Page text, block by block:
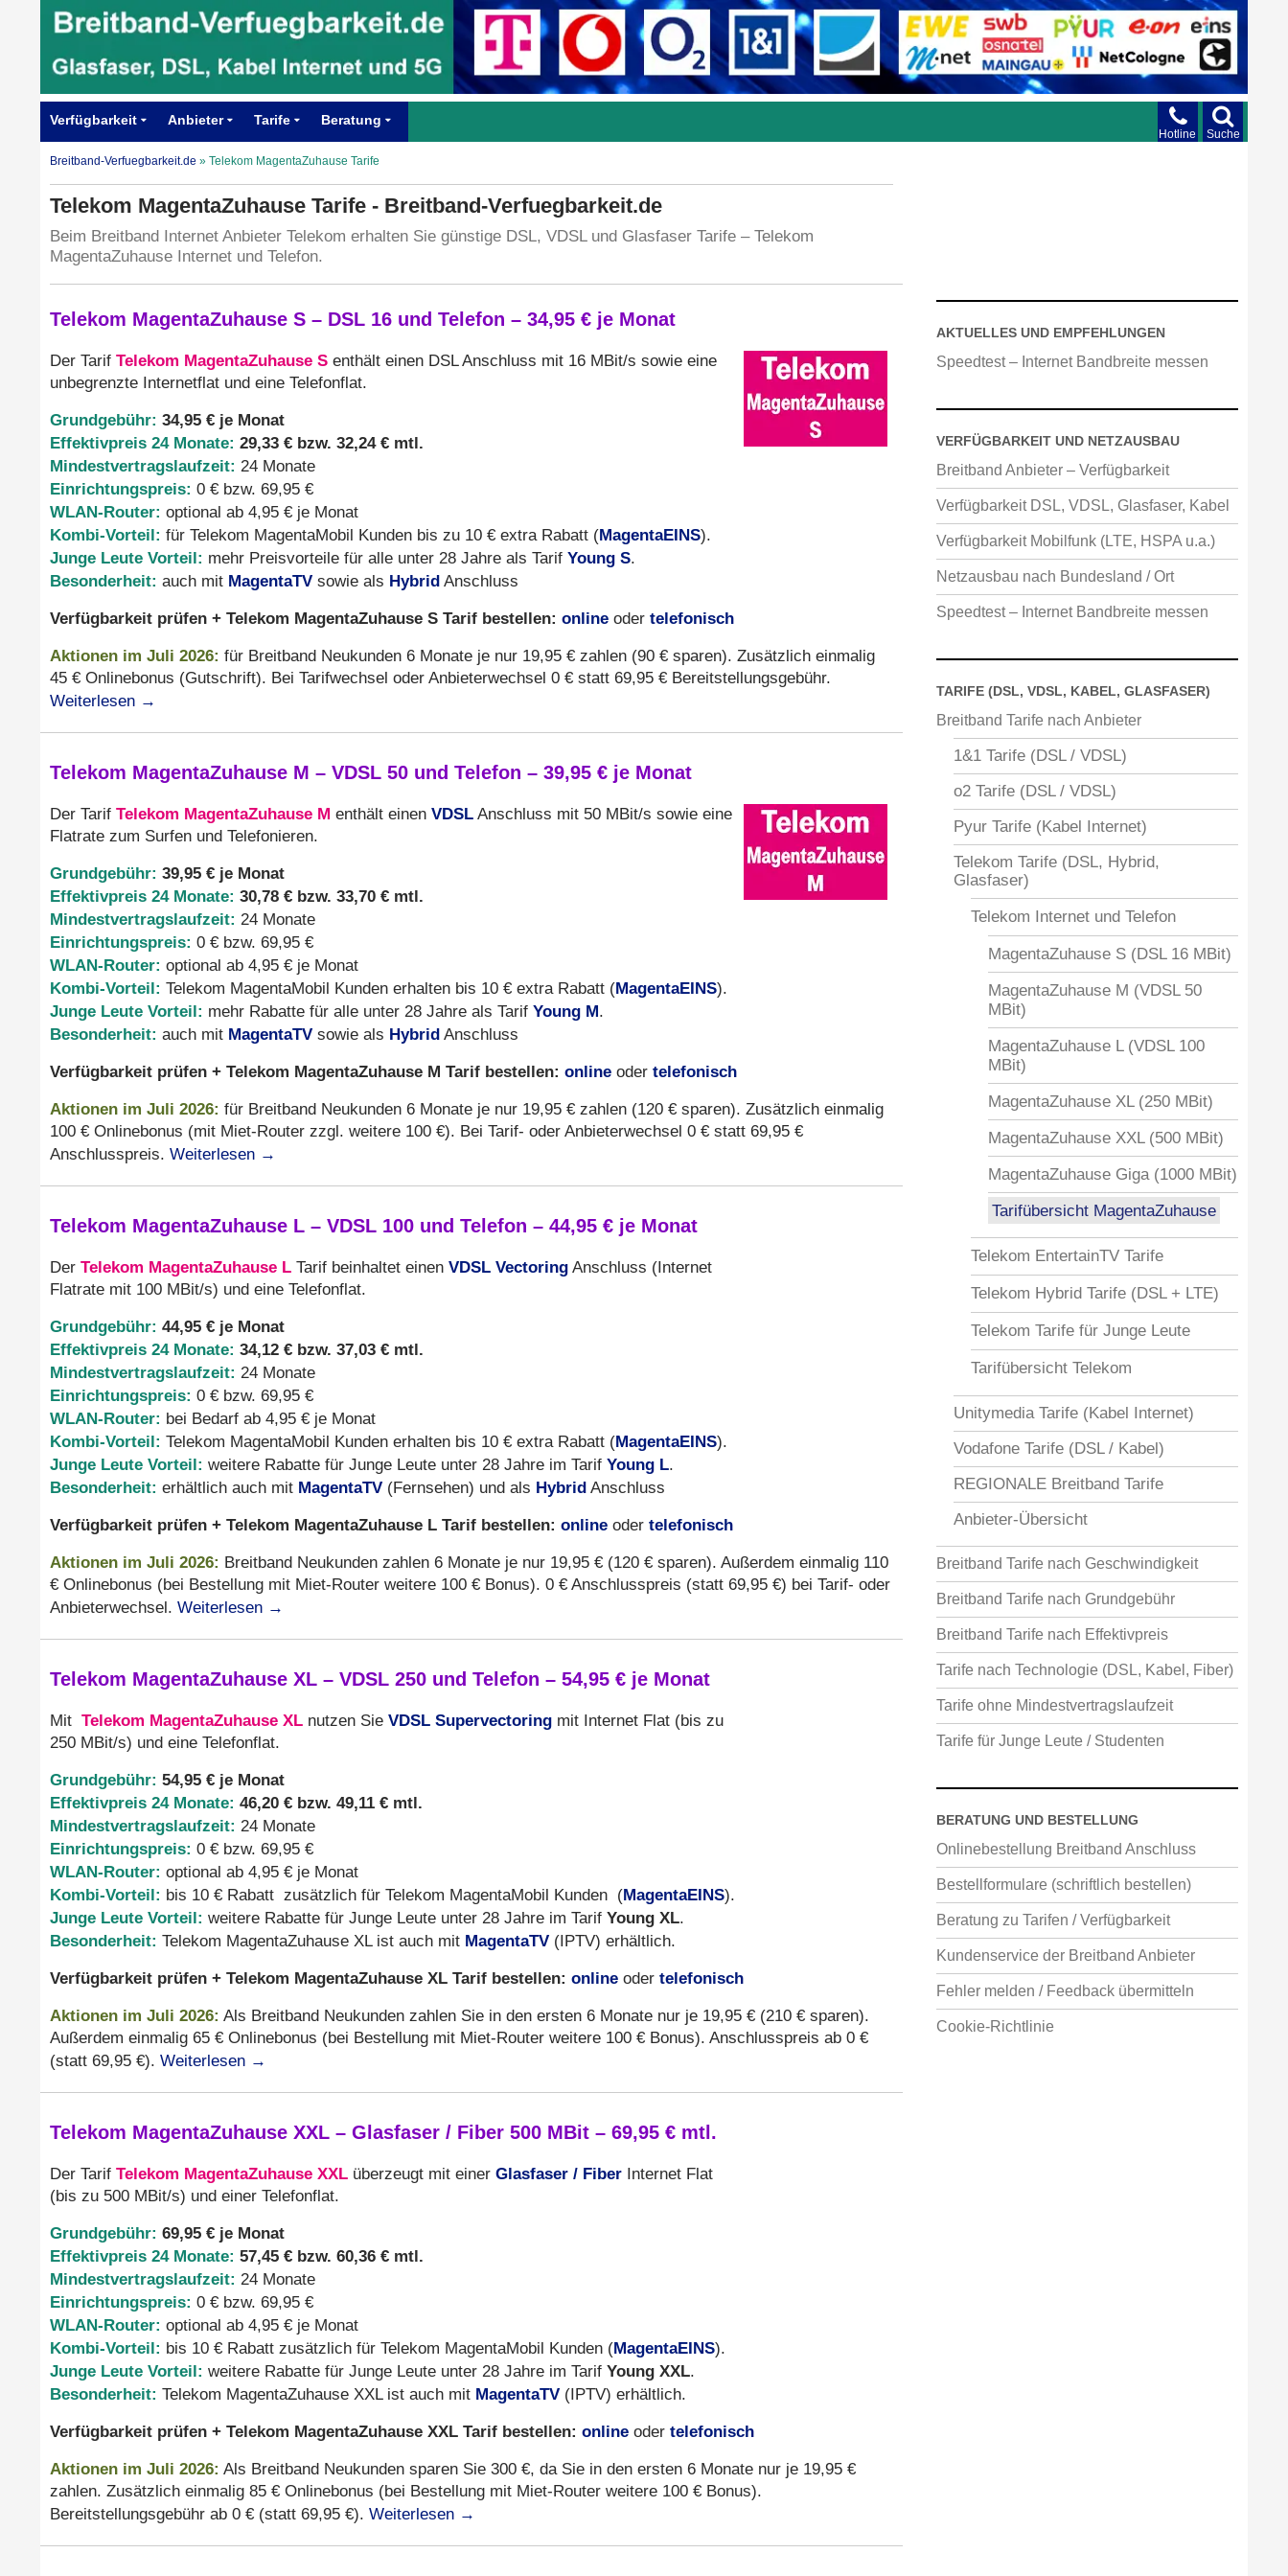
Suche
Hotline
Verfügbarkeit Anbieter Tarife Beratung
Breitband-Verfuegbarkeit.de » Telekom MagentaZuhause Tarife
Telekom MagentaZuhause Tarife - Breitband-Verfuegbarkeit.de
Beim Breitband Internet Anbieter Telekom erhalten Sie günstige DSL, VDSL und Glasfaser Tarife – Telekom
MagentaZuhause Internet und Telefon.
Telekom MagentaZuhause S – DSL 16 und Telefon – 34,95 € je Monat
Der Tarif Telekom MagentaZuhause S enthält einen DSL Anschluss mit 16 MBit/s sowie eine
unbegrenzte Internetflat und eine Telefonflat.
Grundgebühr: 34,95 € je Monat
Effektivpreis 24 Monate: 29,33 € bzw. 32,24 € mtl.
Mindestvertragslaufzeit: 24 Monate
Einrichtungspreis: 0 € bzw. 69,95 €
WLAN-Router: optional ab 4,95 € je Monat
Kombi-Vorteil: für Telekom MagentaMobil Kunden bis zu 10 € extra Rabatt (MagentaEINS).
Junge Leute Vorteil: mehr Preisvorteile für alle unter 28 Jahre als Tarif Young S.
Besonderheit: auch mit MagentaTV sowie als Hybrid Anschluss
Verfügbarkeit prüfen + Telekom MagentaZuhause S Tarif bestellen: online oder telefonisch
Aktionen im Juli 2026: für Breitband Neukunden 6 Monate je nur 19,95 € zahlen (90 € sparen). Zusätzlich einmalig
45 € Onlinebonus (Gutschrift). Bei Tarifwechsel oder Anbieterwechsel 0 € statt 69,95 € Bereitstellungsgebühr.
Weiterlesen →
Telekom MagentaZuhause M – VDSL 50 und Telefon – 39,95 € je Monat
Der Tarif Telekom MagentaZuhause M enthält einen VDSL Anschluss mit 50 MBit/s sowie eine
Flatrate zum Surfen und Telefonieren.
Grundgebühr: 39,95 € je Monat
Effektivpreis 24 Monate: 30,78 € bzw. 33,70 € mtl.
Mindestvertragslaufzeit: 24 Monate
Einrichtungspreis: 0 € bzw. 69,95 €
WLAN-Router: optional ab 4,95 € je Monat
Kombi-Vorteil: Telekom MagentaMobil Kunden erhalten bis 10 € extra Rabatt (MagentaEINS).
Junge Leute Vorteil: mehr Rabatte für alle unter 28 Jahre als Tarif Young M.
Besonderheit: auch mit MagentaTV sowie als Hybrid Anschluss
Verfügbarkeit prüfen + Telekom MagentaZuhause M Tarif bestellen: online oder telefonisch
Aktionen im Juli 2026: für Breitband Neukunden 6 Monate je nur 19,95 € zahlen (120 € sparen). Zusätzlich einmalig
100 € Onlinebonus (mit Miet-Router zzgl. weitere 100 €). Bei Tarif- oder Anbieterwechsel 0 € statt 69,95 €
Anschlusspreis. Weiterlesen →
Telekom MagentaZuhause L – VDSL 100 und Telefon – 44,95 € je Monat
Der Telekom MagentaZuhause L Tarif beinhaltet einen VDSL Vectoring Anschluss (Internet
Flatrate mit 100 MBit/s) und eine Telefonflat.
Grundgebühr: 44,95 € je Monat
Effektivpreis 24 Monate: 34,12 € bzw. 37,03 € mtl.
Mindestvertragslaufzeit: 24 Monate
Einrichtungspreis: 0 € bzw. 69,95 €
WLAN-Router: bei Bedarf ab 4,95 € je Monat
Kombi-Vorteil: Telekom MagentaMobil Kunden erhalten bis 10 € extra Rabatt (MagentaEINS).
Junge Leute Vorteil: weitere Rabatte für Junge Leute unter 28 Jahre im Tarif Young L.
Besonderheit: erhältlich auch mit MagentaTV (Fernsehen) und als Hybrid Anschluss
Verfügbarkeit prüfen + Telekom MagentaZuhause L Tarif bestellen: online oder telefonisch
Aktionen im Juli 2026: Breitband Neukunden zahlen 6 Monate je nur 19,95 € (120 € sparen). Außerdem einmalig 110
€ Onlinebonus (bei Bestellung mit Miet-Router weitere 100 € Bonus). 0 € Anschlusspreis (statt 69,95 €) bei Tarif- oder
Anbieterwechsel. Weiterlesen →
Telekom MagentaZuhause XL – VDSL 250 und Telefon – 54,95 € je Monat
Mit Telekom MagentaZuhause XL nutzen Sie VDSL Supervectoring mit Internet Flat (bis zu
250 MBit/s) und eine Telefonflat.
Grundgebühr: 54,95 € je Monat
Effektivpreis 24 Monate: 46,20 € bzw. 49,11 € mtl.
Mindestvertragslaufzeit: 24 Monate
Einrichtungspreis: 0 € bzw. 69,95 €
WLAN-Router: optional ab 4,95 € je Monat
Kombi-Vorteil: bis 10 € Rabatt zusätzlich für Telekom MagentaMobil Kunden (MagentaEINS).
Junge Leute Vorteil: weitere Rabatte für Junge Leute unter 28 Jahre im Tarif Young XL.
Besonderheit: Telekom MagentaZuhause XL ist auch mit MagentaTV (IPTV) erhältlich.
Verfügbarkeit prüfen + Telekom MagentaZuhause XL Tarif bestellen: online oder telefonisch
Aktionen im Juli 2026: Als Breitband Neukunden zahlen Sie in den ersten 6 Monate nur je 19,95 € (210 € sparen).
Außerdem einmalig 65 € Onlinebonus (bei Bestellung mit Miet-Router weitere 100 € Bonus). Anschlusspreis ab 0 €
(statt 69,95 €). Weiterlesen →
Telekom MagentaZuhause XXL – Glasfaser / Fiber 500 MBit – 69,95 € mtl.
Der Tarif Telekom MagentaZuhause XXL überzeugt mit einer Glasfaser / Fiber Internet Flat
(bis zu 500 MBit/s) und einer Telefonflat.
Grundgebühr: 69,95 € je Monat
Effektivpreis 24 Monate: 57,45 € bzw. 60,36 € mtl.
Mindestvertragslaufzeit: 24 Monate
Einrichtungspreis: 0 € bzw. 69,95 €
WLAN-Router: optional ab 4,95 € je Monat
Kombi-Vorteil: bis 10 € Rabatt zusätzlich für Telekom MagentaMobil Kunden (MagentaEINS).
Junge Leute Vorteil: weitere Rabatte für Junge Leute unter 28 Jahre im Tarif Young XXL.
Besonderheit: Telekom MagentaZuhause XXL ist auch mit MagentaTV (IPTV) erhältlich.
Verfügbarkeit prüfen + Telekom MagentaZuhause XXL Tarif bestellen: online oder telefonisch
Aktionen im Juli 2026: Als Breitband Neukunden sparen Sie 300 €, da Sie in den ersten 6 Monate nur je 19,95 €
zahlen. Zusätzlich einmalig 85 € Onlinebonus (bei Bestellung mit Miet-Router weitere 100 € Bonus).
Bereitstellungsgebühr ab 0 € (statt 69,95 €). Weiterlesen →
AKTUELLES UND EMPFEHLUNGEN
Speedtest – Internet Bandbreite messen
VERFÜGBARKEIT UND NETZAUSBAU
Breitband Anbieter – Verfügbarkeit
Verfügbarkeit DSL, VDSL, Glasfaser, Kabel
Verfügbarkeit Mobilfunk (LTE, HSPA u.a.)
Netzausbau nach Bundesland / Ort
Speedtest – Internet Bandbreite messen
TARIFE (DSL, VDSL, KABEL, GLASFASER)
Breitband Tarife nach Anbieter
1&1 Tarife (DSL / VDSL)
o2 Tarife (DSL / VDSL)
Pyur Tarife (Kabel Internet)
Telekom Tarife (DSL, Hybrid,
Glasfaser)
Telekom Internet und Telefon
MagentaZuhause S (DSL 16 MBit)
MagentaZuhause M (VDSL 50
MBit)
MagentaZuhause L (VDSL 100
MBit)
MagentaZuhause XL (250 MBit)
MagentaZuhause XXL (500 MBit)
MagentaZuhause Giga (1000 MBit)
Tarifübersicht MagentaZuhause
Telekom EntertainTV Tarife
Telekom Hybrid Tarife (DSL + LTE)
Telekom Tarife für Junge Leute
Tarifübersicht Telekom
Unitymedia Tarife (Kabel Internet)
Vodafone Tarife (DSL / Kabel)
REGIONALE Breitband Tarife
Anbieter-Übersicht
Breitband Tarife nach Geschwindigkeit
Breitband Tarife nach Grundgebühr
Breitband Tarife nach Effektivpreis
Tarife nach Technologie (DSL, Kabel, Fiber)
Tarife ohne Mindestvertragslaufzeit
Tarife für Junge Leute / Studenten
BERATUNG UND BESTELLUNG
Onlinebestellung Breitband Anschluss
Bestellformulare (schriftlich bestellen)
Beratung zu Tarifen / Verfügbarkeit
Kundenservice der Breitband Anbieter
Fehler melden / Feedback übermitteln
Cookie-Richtlinie